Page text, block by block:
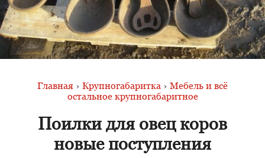
Главная › Крупногабаритка › Мебель и всё
остальное крупногабаритное
Поилки для овец коров
новые поступления